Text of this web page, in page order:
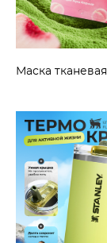
Маска тканевая